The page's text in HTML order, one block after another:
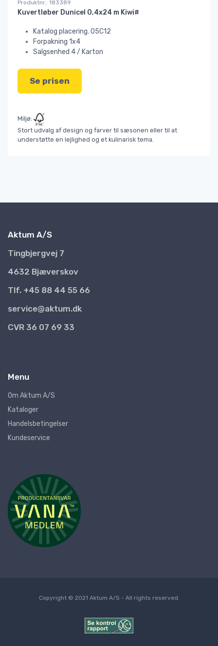
Produktnr.: 183389
Kuvertløber Dunicel 0,4x24 m Kiwi#
Katalog placering. 05C12
Forpakning 1x4
Salgsenhed 4 / Karton
Se prisen
Miljø:
Stort udvalg af design og farver til sæsonen eller til at
understøtte en lejlighed og et kulinarisk tema.
Aktum A/S
Tingbjergvej 7
4632 Bjæverskov
Tlf. +45 88 44 55 66
service@aktum.dk
CVR 36 07 69 33
Menu
Om Aktum A/S
Kataloger
Handelsbetingelser
Kundeservice
Copyright © 2021 Aktum A/S - All rights reserved.